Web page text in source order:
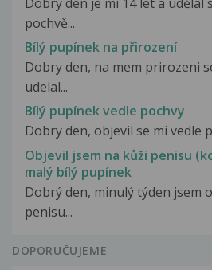
pochvě...
Bílý pupínek na přirození
Dobry den, na mem prirozeni
udelal...
Bílý pupínek vedle pochvy
Dobry den, objevil se mi vedle
Objevil jsem na kůži penisu
malý bílý pupínek
Dobrý den, minulý týden jsem
penisu...
DOPORUČUJEME